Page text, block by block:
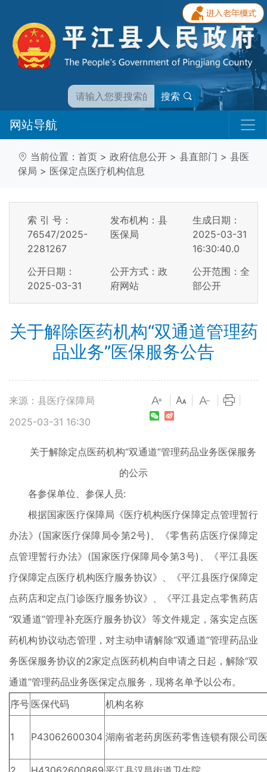
搜索
网站导航
当前位置： 首页 > 政府信息公开 > 县直部门 > 县医
保局 > 医保定点医疗机构信息
索 引 号：
76547/2025-
2281267
发布机构：县
医保局
生成日期：
2025-03-31
16:30:40.0
公开日期：
2025-03-31
公开方式：政
府网站
公开范围：全
部公开
关于解除医药机构“双通道管理药
品业务”医保服务公告
来源：县医疗保障局
2025-03-31 16:30
关于解除定点医药机构“双通道”管理药品业务医保服务
的公示
各参保单位、参保人员:
根据国家医疗保障局《医疗机构医疗保障定点管理暂行
办法》(国家医疗保障局令第2号)、《零售药店医疗保障定
点管理暂行办法》(国家医疗保障局令第3号)、《平江县医
疗保障定点医疗机构医疗服务协议》、《平江县医疗保障定
点药店和定点门诊医疗服务协议》、《平江县定点零售药店
“双通道”管理补充医疗服务协议》等文件规定，落实定点医
药机构协议动态管理，对主动申请解除“双通道”管理药品业
务医保服务协议的2家定点医药机构自申请之日起，解除“双
通道”管理药品业务医保定点服务，现将名单予以公布。
序号 医保代码 机构名称
1 P43062600304 湖南省老药房医药零售连锁有限公司